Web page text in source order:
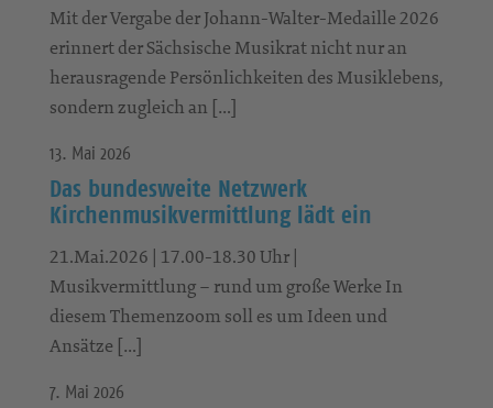
Mit der Vergabe der Johann-Walter-Medaille 2026
erinnert der Sächsische Musikrat nicht nur an
herausragende Persönlichkeiten des Musiklebens,
sondern zugleich an […]
13. Mai 2026
Das bundesweite Netzwerk
Kirchenmusikvermittlung lädt ein
21.Mai.2026 | 17.00-18.30 Uhr |
Musikvermittlung – rund um große Werke In
diesem Themenzoom soll es um Ideen und
Ansätze […]
7. Mai 2026